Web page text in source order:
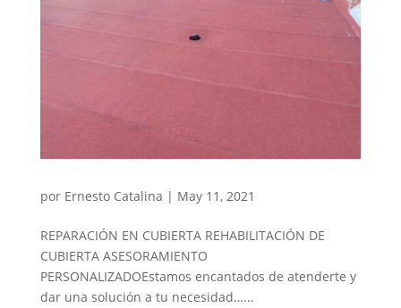
por Ernesto Catalina | May 11, 2021
REPARACIÓN EN CUBIERTA REHABILITACIÓN DE
CUBIERTA ASESORAMIENTO
PERSONALIZADOEstamos encantados de atenderte y
dar una solución a tu necesidad…...